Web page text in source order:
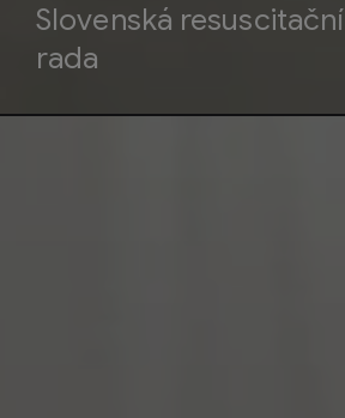
Slovenská resuscitační
rada